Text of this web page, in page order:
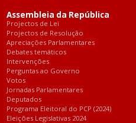
Assembleia da República
Projectos de Lei
Projectos de Resolução
Apreciações Parlamentares
Debates temáticos
Intervenções
Perguntas ao Governo
Votos
Jornadas Parlamentares
Deputados
Programa Eleitoral do PCP (2024)
Eleições Legislativas 2024